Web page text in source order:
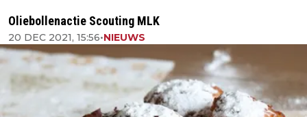
Oliebollenactie Scouting MLK
20 DEC 2021, 15:56•NIEUWS